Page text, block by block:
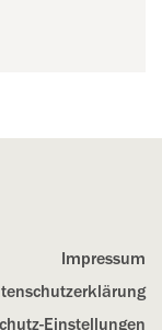
Impressum
Einstellungen